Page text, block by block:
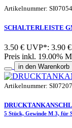
Artikelnummer:
SCHALTERLEISTE
3.50 € UVP*: 3.90 €
Preis inkl. 19.00%
in den Warenkorb
Artikelnummer:
5 Stück, Gewinde M 3, für